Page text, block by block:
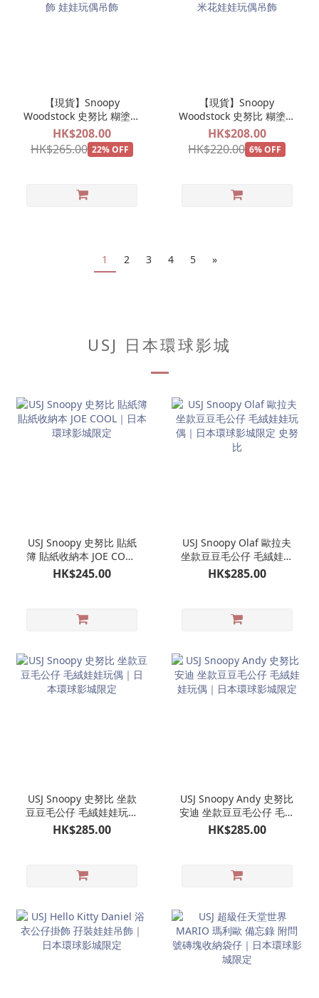
【現貨】Snoopy
Woodstock 史努比 糊塗塌
客 遊樂場系列 旋轉木馬公
仔掛飾 娃娃玩偶吊飾
HK$208.00
HK$265.00 22% OFF
【現貨】Snoopy
Woodstock 史努比 糊塗塌
客 遊樂場系列 爆谷公仔掛
飾 爆米花娃娃玩偶吊飾
HK$208.00
HK$220.00 6% OFF
1 2 3 4 5 »
USJ 日本環球影城
USJ Snoopy 史努比 貼紙
簿 貼紙收納本 JOE COOL
｜日本環球影城限定
HK$245.00
USJ Snoopy Olaf 歐拉夫
坐款豆豆毛公仔 毛絨娃娃
玩偶｜日本環球影城限定
史努比
HK$285.00
USJ Snoopy 史努比 坐款
豆豆毛公仔 毛絨娃娃玩偶
｜日本環球影城限定
HK$285.00
USJ Snoopy Andy 史努比
安迪 坐款豆豆毛公仔 毛絨
娃娃玩偶｜日本環球影城
HK$285.00